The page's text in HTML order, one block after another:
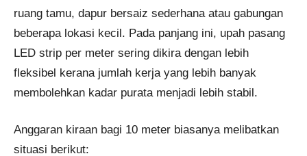
ruang tamu, dapur bersaiz sederhana atau gabungan
beberapa lokasi kecil. Pada panjang ini, upah pasang
LED strip per meter sering dikira dengan lebih
fleksibel kerana jumlah kerja yang lebih banyak
membolehkan kadar purata menjadi lebih stabil.
Anggaran kiraan bagi 10 meter biasanya melibatkan
situasi berikut: